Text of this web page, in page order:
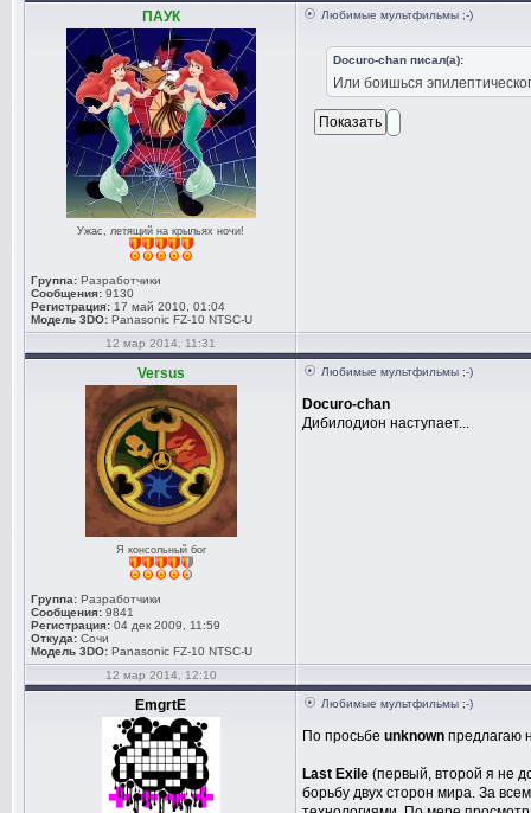
ПАУК
Ужас, летящий на крыльях ночи!
Группа: Разработчики
Сообщения: 9130
Регистрация: 17 май 2010, 01:04
Модель 3DO: Panasonic FZ-10 NTSC-U
Любимые мультфильмы ;-)
Docuro-chan писал(а):
Или боишься
12 мар 2014, 11:31
Versus
Я консольный бог
Группа: Разработчики
Сообщения: 9841
Регистрация: 04 дек 2009, 11:59
Откуда: Сочи
Модель 3DO: Panasonic FZ-10 NTSC-U
Любимые мультфильмы ;-)
Docuro-chan
Дибилодион наступает...
12 мар 2014, 12:10
EmgrtE Любимые мультфильмы ;-)
По просьбе unknown предлагаю
Last Exile (первый, второй я не
борьбу двух сторон мира. За